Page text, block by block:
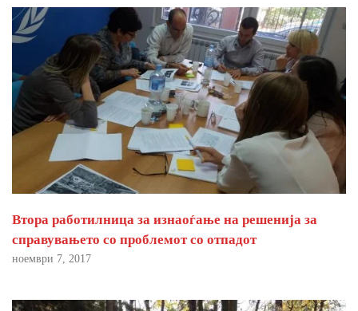
Втора работилница за изнаоѓање на решенија за
справувањето со проблемот со отпадот
ноември 7, 2017